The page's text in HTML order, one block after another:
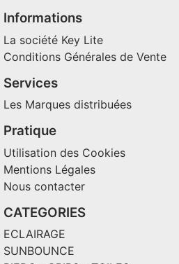
Informations
La société Key Lite
Conditions Générales de Vente
Services
Les Marques distribuées
Pratique
Utilisation des Cookies
Mentions Légales
Nous contacter
CATEGORIES
ECLAIRAGE
SUNBOUNCE